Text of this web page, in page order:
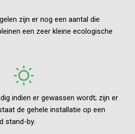
zijn er nog een aantal die
een zeer kleine ecologische
indien er gewassen wordt; zijn er
de gehele installatie op een
stand-by.